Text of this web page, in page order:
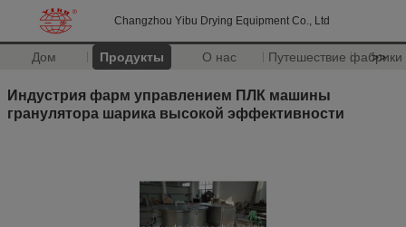
Changzhou Yibu Drying Equipment Co., Ltd
Дом Продукты О нас Путешествие фабрики
>>
Индустрия фарм управлением ПЛК машины
гранулятора шарика высокой эффективности